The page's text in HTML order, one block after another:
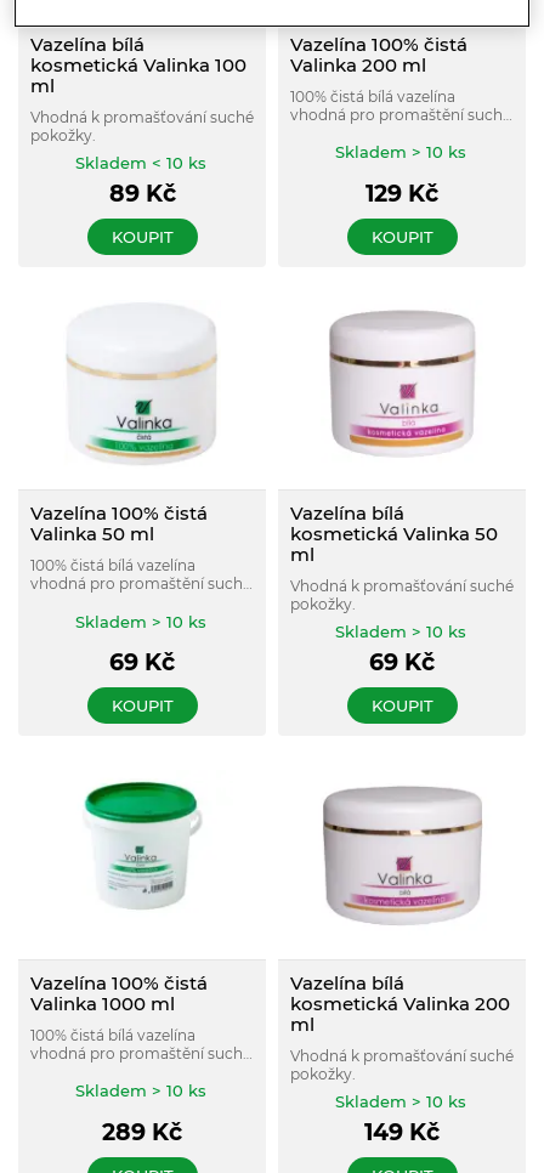
Vazelína bílá
kosmetická Valinka 100
ml
Vhodná k promašťování suché
pokožky.
Skladem < 10 ks
89Kč
KOUPIT
Vazelína 100% čistá
Valinka 200 ml
100% čistá bílá vazelína
vhodná pro promaštění suché
Skladem > 10 ks
129 Kč
KOUPIT
Vazelína 100% čistá
Valinka 50 ml
100% čistá bílá vazelína
vhodná pro promaštění suché
Skladem > 10 ks
69 Kč
KOUPIT
Vazelína bílá
kosmetická Valinka 50
ml
Vhodná k promašťování suché
pokožky.
Skladem > 10 ks
69 Kč
KOUPIT
Vazelína 100% čistá
Valinka 1000 ml
100% čistá bílá vazelína
vhodná pro promaštění suché
Skladem > 10 ks
289 Kč
Vazelína bílá
kosmetická Valinka 200
ml
Vhodná k promašťování suché
pokožky.
Skladem > 10 ks
149 Kč